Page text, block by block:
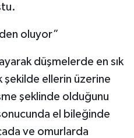
oluyor”
düşmelerde en sık
şekilde ellerin üzerine
şeklinde olduğunu
el bileğinde
ve omurlarda